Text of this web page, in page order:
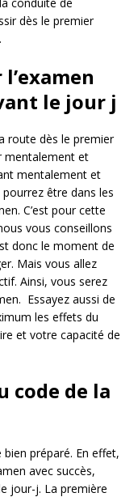
dès le premier
le jour j
route dès le premier
mentalement et
mentalement et
être dans les
C’est pour cette
vous conseillons
donc le moment de
Mais vous allez
Ainsi, vous serez
Essayez aussi de
les effets du
et votre capacité de
code de la
bien préparé. En effet,
avec succès,
jour-j. La première